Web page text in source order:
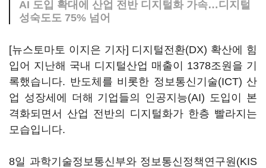
AI 도입 확대에 산업 전반 디지털화 가속…디지털
성숙도도 75% 넘어
[뉴스토마토 이지은 기자] 디지털전환(DX) 확산에 힘
입어 지난해 국내 디지털산업 매출이 1378조원을 기
록했습니다. 반도체를 비롯한 정보통신기술(ICT) 산
업 성장세에 더해 기업들의 인공지능(AI) 도입이 본
격화되면서 산업 전반의 디지털화가 한층 빨라지는
모습입니다.
8일 과학기술정보통신부와 정보통신정책연구원(KIS